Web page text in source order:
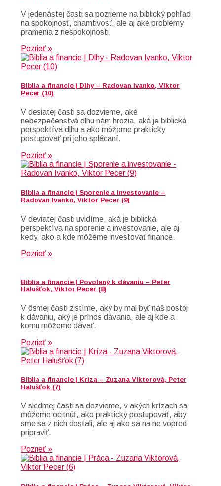
V jedenástej časti sa pozrieme na biblický pohľad
na spokojnosť, chamtivosť, ale aj aké problémy
pramenia z nespokojnosti.
Pozrieť »
Biblia a financie | Dlhy – Radovan Ivanko, Viktor
Pecer (10)
V desiatej časti sa dozvieme, aké
nebezpečenstvá dlhu nám hrozia, aká je biblická
perspektíva dlhu a ako môžeme prakticky
postupovať pri jeho splácaní.
Pozrieť »
Biblia a financie | Sporenie a investovanie –
Radovan Ivanko, Viktor Pecer (9)
V deviatej časti uvidíme, aká je biblická
perspektíva na sporenie a investovanie, ale aj
kedy, ako a kde môžeme investovať finance.
Pozrieť »
Biblia a financie | Povolaný k dávaniu – Peter
Halušťok, Viktor Pecer (8)
V ôsmej časti zistíme, aký by mal byť náš postoj
k dávaniu, aký je prínos dávania, ale aj kde a
komu môžeme dávať.
Pozrieť »
Biblia a financie | Kríza – Zuzana Viktorová, Peter
Halušťok (7)
V siedmej časti sa dozvieme, v akých krízach sa
môžeme ocitnúť, ako prakticky postupovať, aby
sme sa z nich dostali, ale aj ako sa na ne vopred
pripraviť.
Pozrieť »